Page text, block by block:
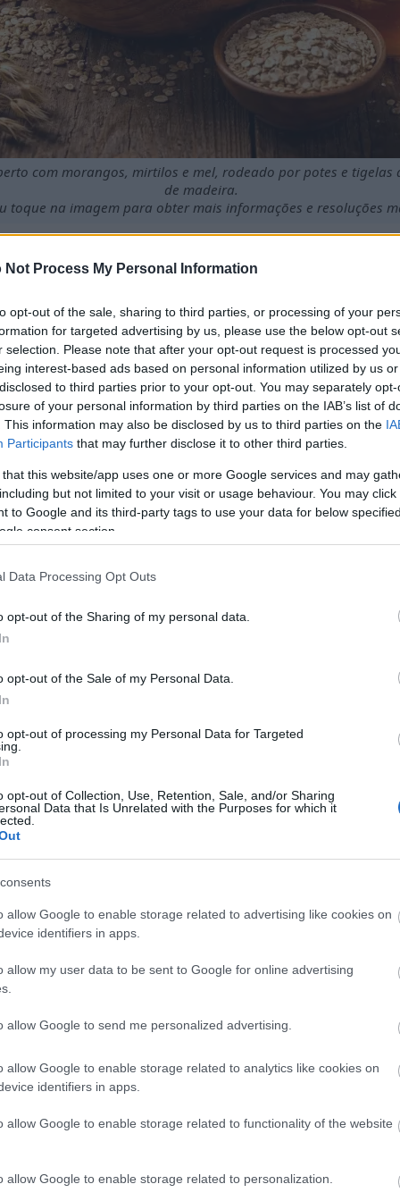
Not Process My Personal Information
opt-out of the sale, sharing to third parties, or processing of your
for targeted advertising by us, please use the below opt-out
selection. Please note that after your opt-out request is processed
interest-based ads based on personal information utilized by us
to third parties prior to your opt-out. You may separately
of your personal information by third parties on the IAB’s list of
This information may also be disclosed by us to third parties on the
Participants that may further disclose it to other third parties.
that this website/app uses one or more Google services and may
but not limited to your visit or usage behaviour. You may
to Google and its third-party tags to use your data for below
consent section.
Data Processing Opt Outs
opt-out of the Sharing of my personal data.
opt-out of the Sale of my Personal Data.
opt-out of processing my Personal Data for Targeted
opt-out of Collection, Use, Retention, Sale, and/or Sharing
Data that Is Unrelated with the Purposes for which it
allow Google to enable storage related to advertising like cookies on
identifiers in apps.
allow my user data to be sent to Google for online advertising
allow Google to send me personalized advertising.
allow Google to enable storage related to analytics like cookies on
identifiers in apps.
allow Google to enable storage related to functionality of the website
allow Google to enable storage related to personalization.
com morangos, mirtilos e mel, rodeado por potes e tigelas
de madeira.
toque na imagem para obter mais informações e resoluções
rico em nutrientes.
pode auxiliar na perda de peso.
os níveis de açúcar no sangue.
a saúde também se estendem à saúde do coração.
para um café da manhã nutritivo.
de aveia?
Avena sativa, é um alimento integral. Ela é apreciada por
de aveia é fundamental para valorizar esse grão
formas, incluindo:
aveia possui características únicas. Elas são adequadas
mingau de aveia é normalmente preparado cozinhando
cremoso, muitas vezes chamado de mingau. As opções
grossos, retêm mais nutrientes, tornando-as escolhas
nutritiva.
repleta de carboidratos, fibras e proteínas. Meia
manganês, fósforo, magnésio e ferro. Isso
ou qualquer refeição é uma escolha inteligente.
para a saúde. O mingau de aveia contribui para o
em antioxidantes.
O principal deles é um polifenol especial
a reduzir a inflamação e a melhorar o fluxo
nítrico, o que é bom para a circulação sanguínea. Isso
protege contra o estresse oxidativo. Isso é